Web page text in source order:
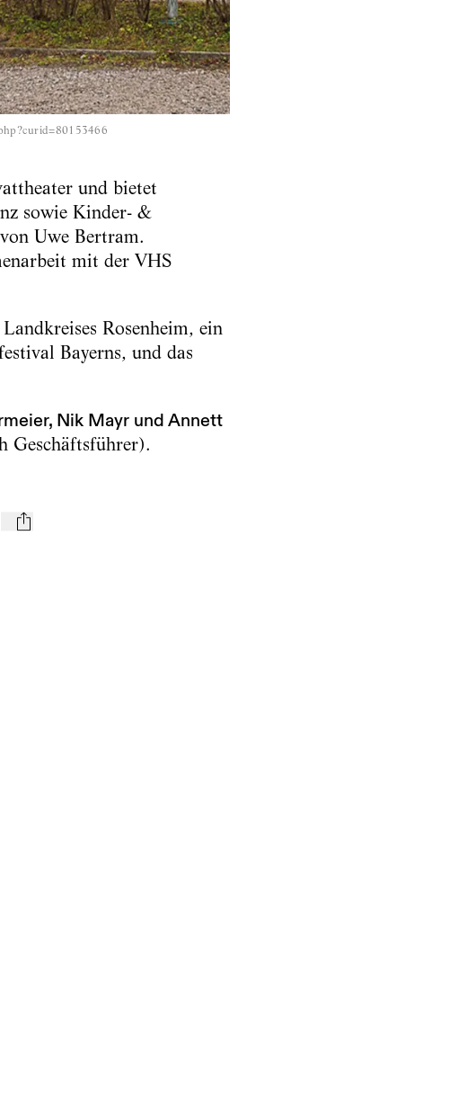
und bietet
sowie Kinder- &
Uwe Bertram.
mit der VHS
Rosenheim, ein
Bayerns, und das
Nik Mayr und Annett
Geschäftsführer).
mail